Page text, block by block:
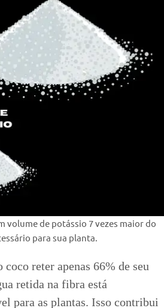
volume de potássio 7 vezes maior do
para sua planta.
coco reter apenas 66% de seu
retida na fibra está
para as plantas. Isso contribui